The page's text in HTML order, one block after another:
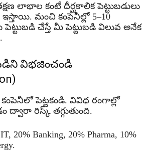
లాభాల కంటే దీర్ఘకాలిక పెట్టుబడులు
మంచి కంపెనీల్లో 5–10
చేస్తే మీ పెట్టుబడి విలువ అనేక
విభజించండి
కంపెనీలో పెట్టకండి. వివిధ రంగాల్లో
ద్వారా రిస్క్ తగ్గుతుంది.
20% Banking, 20% Pharma, 10%